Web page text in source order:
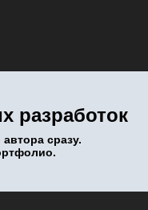
разработок
сразу.